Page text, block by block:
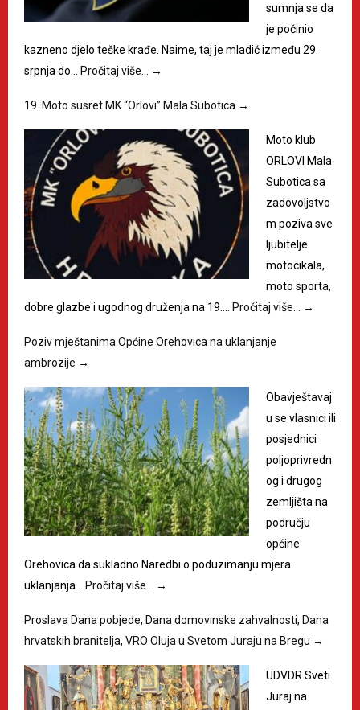
sumnja se da
je počinio
kazneno djelo teške krađe. Naime, taj je mladić između 29.
srpnja do… Pročitaj više… →
19. Moto susret MK “Orlovi” Mala Subotica →
Moto klub
ORLOVI Mala
Subotica sa
zadovoljstvo
m poziva sve
ljubitelje
motocikala,
moto sporta,
dobre glazbe i ugodnog druženja na 19.… Pročitaj više… →
Poziv mještanima Općine Orehovica na uklanjanje
ambrozije →
Obavještavaj
u se vlasnici ili
posjednici
poljoprivredn
og i drugog
zemljišta na
području
općine
Orehovica da sukladno Naredbi o poduzimanju mjera
uklanjanja… Pročitaj više… →
Proslava Dana pobjede, Dana domovinske zahvalnosti, Dana
hrvatskih branitelja, VRO Oluja u Svetom Juraju na Bregu →
UDVDR Sveti
Juraj na